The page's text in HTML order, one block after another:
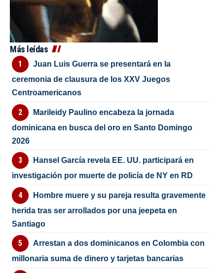
Más leídas
Juan Luis Guerra se presentará en la
ceremonia de clausura de los XXV Juegos
Centroamericanos
Marileidy Paulino encabeza la jornada
dominicana en busca del oro en Santo Domingo
2026
Hansel García revela EE. UU. participará en
investigación por muerte de policía de NY en RD
Hombre muere y su pareja resulta gravemente
herida tras ser arrollados por una jeepeta en
Santiago
Arrestan a dos dominicanos en Colombia con
millonaria suma de dinero y tarjetas bancarias